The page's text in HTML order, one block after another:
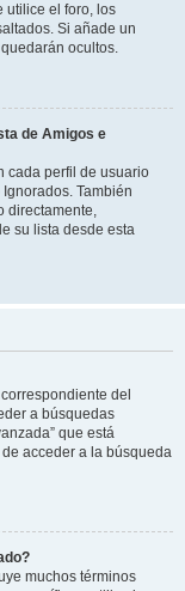
utilice el foro, los
Si añade un
ocultos.
de Amigos e
cada perfil de usuario
También
directamente,
su lista desde esta
del
a búsquedas
que está
acceder a la búsqueda
muchos términos